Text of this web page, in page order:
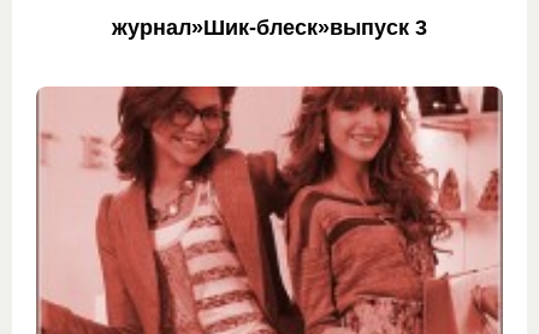
журнал»Шик-блеск»выпуск 3